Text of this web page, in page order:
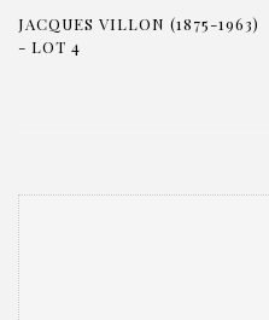
JACQUES VILLON (1875-1963)
- LOT 4